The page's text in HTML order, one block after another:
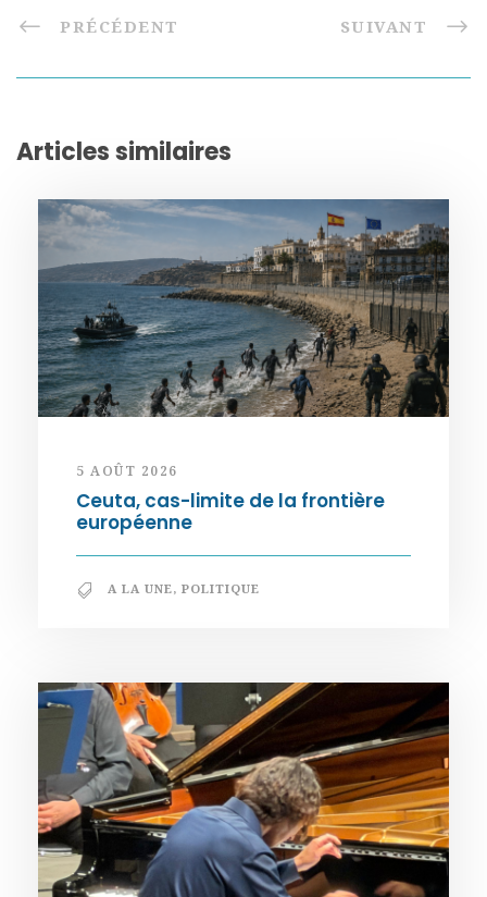
PRÉCÉDENT SUIVANT
Articles similaires
5 AOÛT 2026
Ceuta, cas-limite de la frontière
européenne
A LA UNE, POLITIQUE